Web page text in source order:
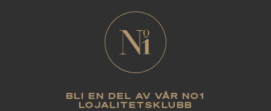
BLI EN DEL AV VÅR NO1
LOJALITETSKLUBB